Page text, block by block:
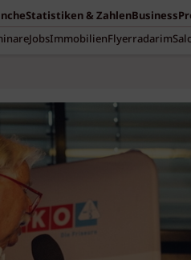
Statistiken & ZahlenBusiness
JobsImmobilienFlyerradar